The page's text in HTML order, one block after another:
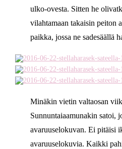
ulko-ovesta. Sitten he
vilahtamaan takaisin peiton
paikka, jossa ne sadesäällä
Minäkin vietin valtaosan
Sunnuntaiaamunakin satoi,
avaruuselokuvan. Ei pitäisi
avaruuselokuvia. Kaikki